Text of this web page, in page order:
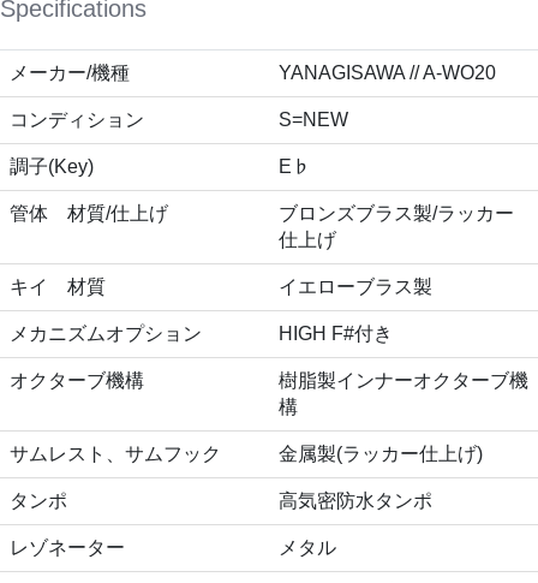
Specifications
メーカー/機種 YANAGISAWA // A-WO20
コンディション S=NEW
調子(Key) E♭
管体 材質/仕上げ
ブロンズブラス製/ラッカー
仕上げ
キイ 材質 イエローブラス製
メカニズムオプション HIGH F#付き
オクターブ機構
樹脂製インナーオクターブ機
構
サムレスト、サムフック 金属製(ラッカー仕上げ)
タンポ 高気密防水タンポ
レゾネーター メタル